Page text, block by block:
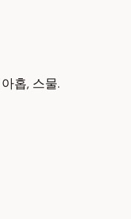
홉, 스물.